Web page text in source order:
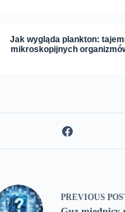
Jak wygląda plankton:
mikroskopijnych
PREVIOUS